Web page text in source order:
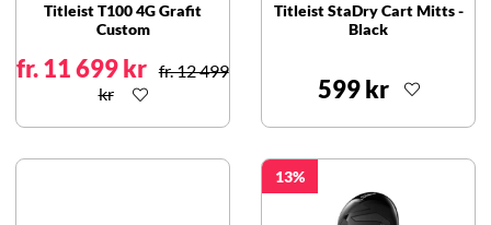
Titleist T100 4G Grafit
Custom
fr. 11 699 kr fr. 12 499
kr
Titleist StaDry Cart Mitts -
Black
599 kr
13